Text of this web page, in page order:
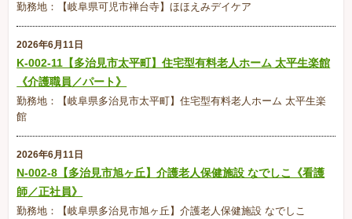
勤務地：【岐阜県可児市禅台寺】ほほえみデイケア
2026年6月11日
K-002-11【多治見市太平町】住宅型有料老人ホーム 太平生楽館
《介護職員／パート》
勤務地：【岐阜県多治見市太平町】住宅型有料老人ホーム 太平生楽
館
2026年6月11日
N-002-8【多治見市旭ヶ丘】介護老人保健施設 なでしこ《看護
師／正社員》
勤務地：【岐阜県多治見市旭ヶ丘】介護老人保健施設 なでしこ